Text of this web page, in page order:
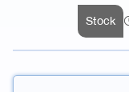
Stock